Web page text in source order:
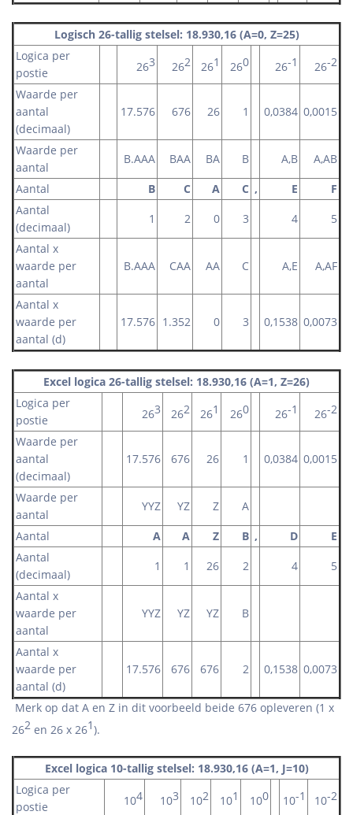
Logisch 26-tallig stelsel: 18.930,16 (A=0, Z=25)
Logica per
postie
263 262 261 260 26-1 26-2
Waarde per
aantal
(decimaal)
17.576 676 26 1 0,0384 0,0015
Waarde per
aantal
B.AAA BAA BA B A,B
A,AB
Aantal
B C A C , E
F
Aantal
(decimaal)
1 2 0 3 4
5
Aantal x
waarde per
aantal
B.AAA CAA AA C A,E A,AF
Aantal x
waarde per
aantal (d)
17.576 1.352 0 3 0,1538 0,0073
Excel logica 26-tallig stelsel: 18.930,16 (A=1, Z=26)
Logica per
postie
263 262 261 260 26-1 26-2
Waarde per
aantal
(decimaal)
17.576 676 26 1 0,0384 0,0015
Waarde per
aantal
YYZ YZ Z
A
Aantal
A A Z B , D
E
Aantal
(decimaal)
1 1 26 2 4
5
Aantal x
waarde per
aantal
YYZ YZ YZ B
Aantal x
waarde per
aantal (d)
17.576 676 676 2 0,1538 0,0073
Merk op dat A en Z in dit voorbeeld beide 676 opleveren (1 x
262 en 26 x 261).
Excel logica 10-tallig stelsel: 18.930,16 (A=1, J=10)
Logica per
postie
104 103 102 101 100 10-1 10-2